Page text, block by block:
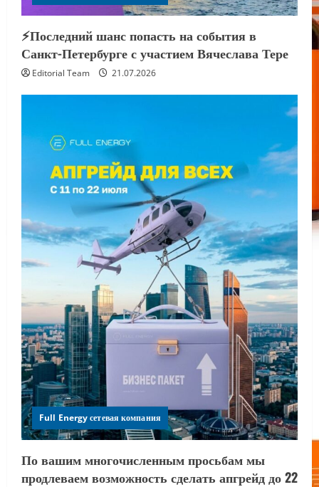
⚡️Последний шанс попасть на события в
Санкт-Петербурге с участием Вячеслава Тере
Editorial Team 21.07.2026
Full Energy сетевая компания
По вашим многочисленным просьбам мы
продлеваем возможность сделать апгрейд до 22